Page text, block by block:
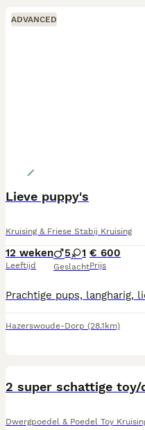
ADVANCED
Lieve puppy's
Kruising & Friese Stabij Kruising
12 weken
Leeftijd
5 1
Geslacht
€ 600
Prijs
Hazerswoude-Dorp (28.1km)
2 super schattige toy/
Dwergpoedel & Poedel Toy